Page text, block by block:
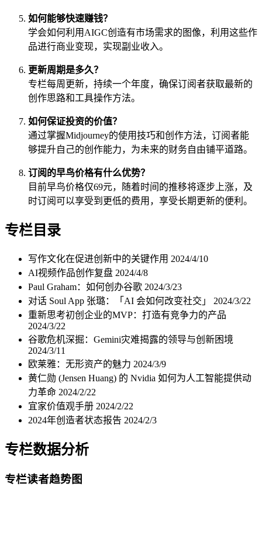
如何能够快速赚钱？
学会如何利用AIGC创造有市场需求的图像，利用这些作
品进行商业变现，实现副业收入。
更新周期是多久？
专栏每周更新，持续一个年度，确保订阅者获取最新的
创作思路和工具操作方法。
如何保证投资的价值？
通过掌握Midjourney的使用技巧和创作方法，订阅者能
够提升自己的创作能力，为未来的财务自由铺平道路。
订阅的早鸟价格有什么优势？
目前早鸟价格仅69元，随着时间的推移将逐步上涨，及
时订阅可以享受到更低的费用，享受长期更新的便利。
专栏目录
写作文化在促进创新中的关键作用 2024/4/10
AI视频作品创作复盘 2024/4/8
Paul Graham：如何创办谷歌 2024/3/23
对话 Soul App 张璐：「AI 会如何改变社交」 2024/3/22
重新思考初创企业的MVP：打造有竞争力的产品
2024/3/22
谷歌危机深掘：Gemini灾难揭露的领导与创新困境
2024/3/11
欧莱雅：无形资产的魅力 2024/3/9
黄仁勋 (Jensen Huang) 的 Nvidia 如何为人工智能提供动
力革命 2024/2/22
宜家价值观手册 2024/2/22
2024年创造者状态报告 2024/2/3
专栏数据分析
专栏读者趋势图